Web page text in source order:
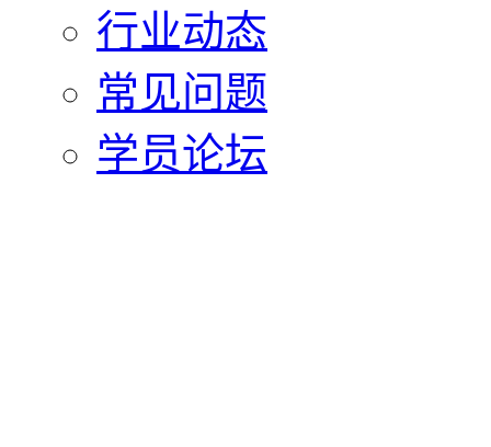
行业动态
常见问题
学员论坛